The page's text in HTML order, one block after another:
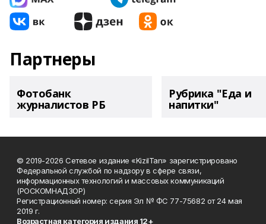
Партнеры
Фотобанк
журналистов РБ
Рубрика "Еда и
напитки"
© 2019-2026 Сетевое издание «KizilTan» зарегистрировано
Федеральной службой по надзору в сфере связи,
информационных технологий и массовых коммуникаций
(РОСКОМНАДЗОР)
Регистрационный номер: серия Эл № ФС 77-75682 от 24 мая
2019 г.
Возрастная категория издания 12+